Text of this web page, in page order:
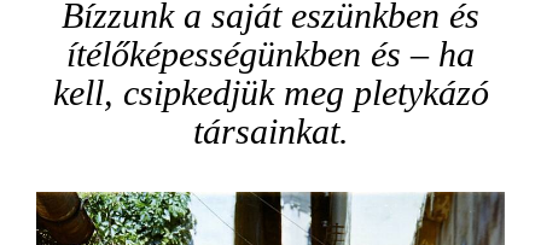
Bízzunk a saját eszünkben és
ítélőképességünkben és – ha
kell, csipkedjük meg pletykázó
társainkat.